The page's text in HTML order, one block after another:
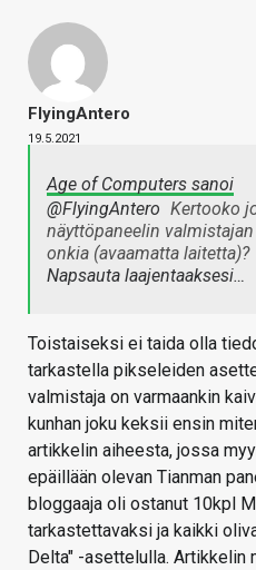
FlyingAntero
19.5.2021
Age of Computers sanoi
@FlyingAntero Kertooko
näyttöpaneelin
onkia (avaamatta laitetta)?
Napsauta laajentaaksesi…
Toistaiseksi ei taida olla
tarkastella pikseleiden
valmistaja on varmaankin
kunhan joku keksii ensin
artikkelin aiheesta, jossa
epäillään olevan Tianman
bloggaaja oli ostanut 10kpl
tarkastettavaksi ja kaikki
Delta" -asettelulla. Artikkelin